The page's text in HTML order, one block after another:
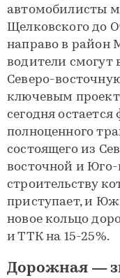
автомобилисты
Щелковского до
направо в район
водители смогут
Северо-
ключевым
сегодня
полноценного
состоящего из
восточной и Юго-
строительству
приступает, и
новое кольцо
и ТТК на 15-25%.
Дорожная —